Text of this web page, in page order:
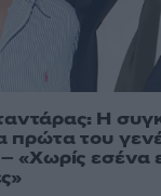
Η
πρώτα του
«Χωρίς εσένα